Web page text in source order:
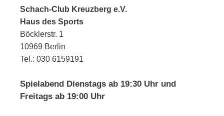
Schach-Club Kreuzberg e.V.
Haus des Sports
Böcklerstr. 1
10969 Berlin
Tel.: 030 6159191
Spielabend Dienstags ab 19:30 Uhr und
Freitags ab 19:00 Uhr